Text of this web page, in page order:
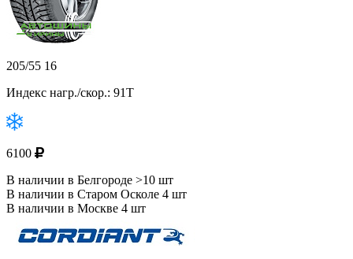
205/55 16
Индекс нагр./скор.: 91T
6100
В наличии в Белгороде >10 шт
В наличии в Старом Осколе 4 шт
В наличии в Москве 4 шт